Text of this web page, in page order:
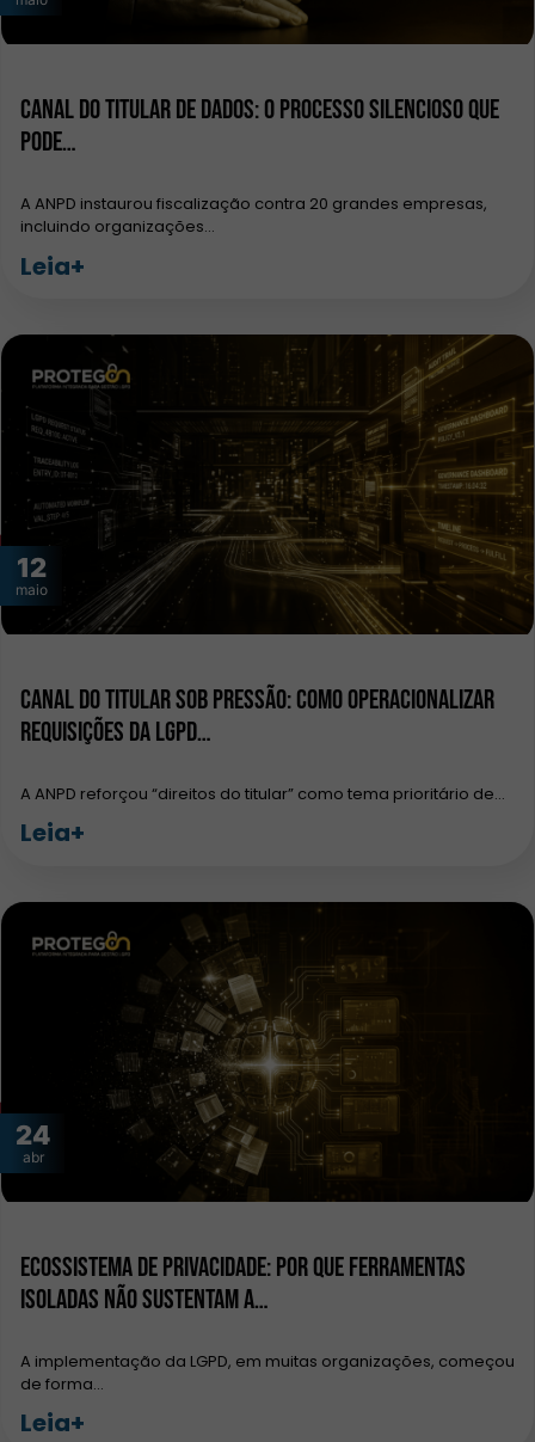
Canal do titular de dados: o processo silencioso que
pode…
A ANPD instaurou fiscalização contra 20 grandes empresas,
incluindo organizações…
Leia+
12
maio
Canal do Titular sob pressão: como operacionalizar
requisições da LGPD…
A ANPD reforçou “direitos do titular” como tema prioritário de…
Leia+
24
abr
Ecossistema de privacidade: por que ferramentas
isoladas não sustentam a…
A implementação da LGPD, em muitas organizações, começou
de forma…
Leia+